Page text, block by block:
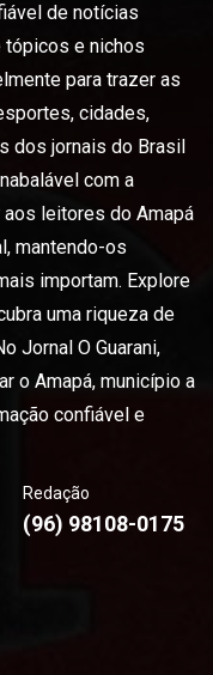
de notícias
tópicos e nichos
para trazer as
cidades,
dos jornais do Brasil
com a
leitores do Amapá
mantendo-os
importam. Explore
uma riqueza de
Jornal O Guarani,
o Amapá, município a
confiável e
Redação
(96) 98108-0175